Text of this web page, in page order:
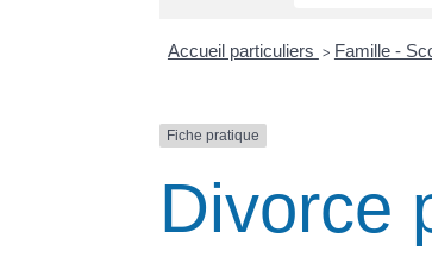
Accueil particuliers > Famille -
Fiche pratique
Divorce